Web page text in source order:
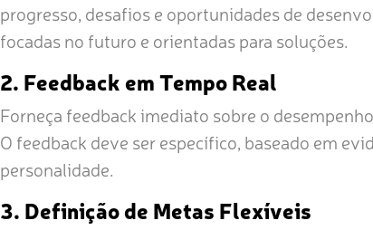
progresso, desafios e oportunidades de
focadas no futuro e orientadas para soluções.
2. Feedback em Tempo Real
Forneça feedback imediato sobre o
O feedback deve ser específico, baseado em
personalidade.
3. Definição de Metas Flexíveis